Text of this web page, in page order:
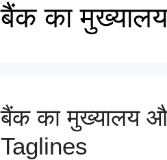
बैंक का
बैंक का मुख्यालय
Taglines